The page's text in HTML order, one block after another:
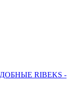
RIBEKS -